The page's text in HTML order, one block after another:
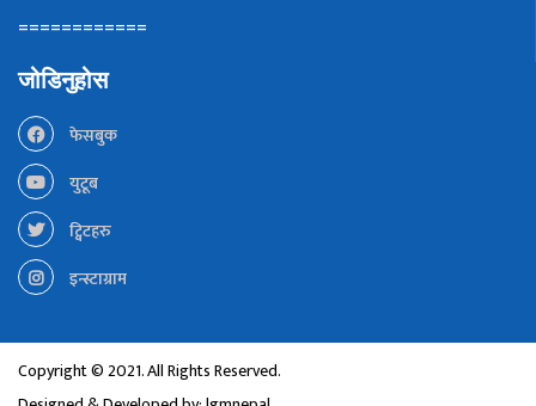
============
जोडिनुहोस
फेसबुक
युटूब
ट्विटहरु
इन्स्टाग्राम
Copyright © 2021. All Rights Reserved.